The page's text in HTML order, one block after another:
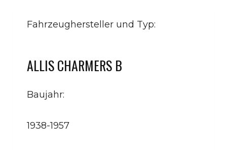
Fahrzeughersteller und Typ:
ALLIS CHARMERS B
Baujahr:
1938-1957